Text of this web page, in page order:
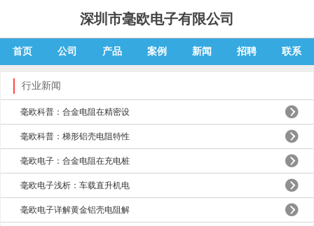
深圳市毫欧电子有限公司
首页 公司 产品 案例 新闻 招聘 联系
行业新闻
毫欧科普：合金电阻在精密设
毫欧科普：梯形铝壳电阻特性
毫欧电子：合金电阻在充电桩
毫欧电子浅析：车载直升机电
毫欧电子详解黄金铝壳电阻解